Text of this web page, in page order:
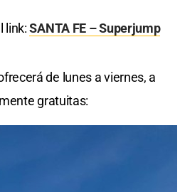
link:SANTA FE – Superjump
de lunes a viernes, a
gratuitas: